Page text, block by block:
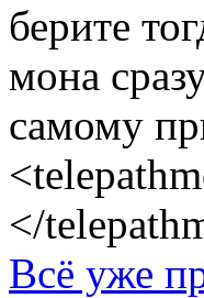
берите
мона
самому
</
Всё уже